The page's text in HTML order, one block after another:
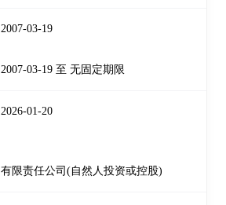
2007-03-19
2007-03-19 至 无固定期限
2026-01-20
有限责任公司(自然人投资或控股)